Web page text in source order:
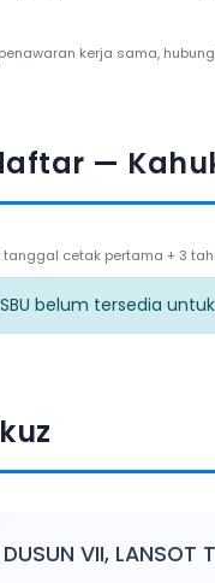
kerja sama,
—
tanggal cetak pertama + 3
belum tersedia
VII,